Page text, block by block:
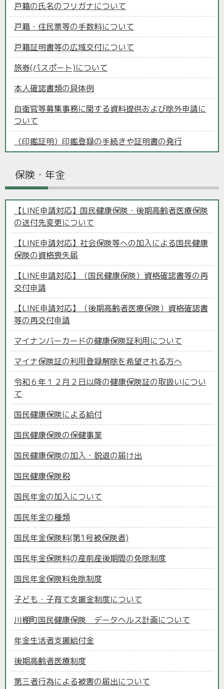
戸籍の氏名のフリガナについて
戸籍・住民票等の手数料について
戸籍証明書等の広域交付について
旅券(パスポート)について
本人確認書類の具体例
自衛官等募集事務に関する資料提供および除外申請に
ついて
（印鑑証明）印鑑登録の手続きや証明書の発行
保険・年金
【LINE申請対応】国民健康保険・後期高齢者医療保険
の送付先変更について
【LINE申請対応】社会保険等への加入による国民健康
保険の資格喪失届
【LINE申請対応】（国民健康保険）資格確認書等の再
交付申請
【LINE申請対応】（後期高齢者医療保険）資格確認書
等の再交付申請
マイナンバーカードの健康保険証利用について
マイナ保険証の利用登録解除を希望される方へ
令和６年１２月２日以降の健康保険証の取扱いについ
て
国民健康保険による給付
国民健康保険の保健事業
国民健康保険の加入・脱退の届け出
国民健康保険税
国民年金の加入について
国民年金の種類
国民年金保険料(第1号被保険者)
国民年金保険料の産前産後期間の免除制度
国民年金保険料免除制度
子ども・子育て支援金制度について
川棚町国民健康保険 データヘルス計画について
年金生活者支援給付金
後期高齢者医療制度
第三者行為による被害の届出について